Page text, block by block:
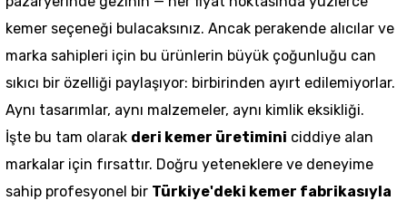
kemer seçeneği bulacaksınız. Ancak perakende alıcılar ve
marka sahipleri için bu ürünlerin büyük çoğunluğu can
sıkıcı bir özelliği paylaşıyor: birbirinden ayırt edilemiyorlar.
Aynı tasarımlar, aynı malzemeler, aynı kimlik eksikliği.
İşte bu tam olarak deri kemer üretimini ciddiye alan
markalar için fırsattır. Doğru yeteneklere ve deneyime
sahip profesyonel bir Türkiye'deki kemer fabrikasıyla